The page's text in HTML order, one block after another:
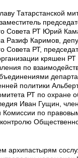
Татарстанской
Совета РТ Юрий
Разиф Каримов,
Совета РТ,
кряшен РТ
по
политики
РТ по охране
Иван Гущин,
по
архипастырям